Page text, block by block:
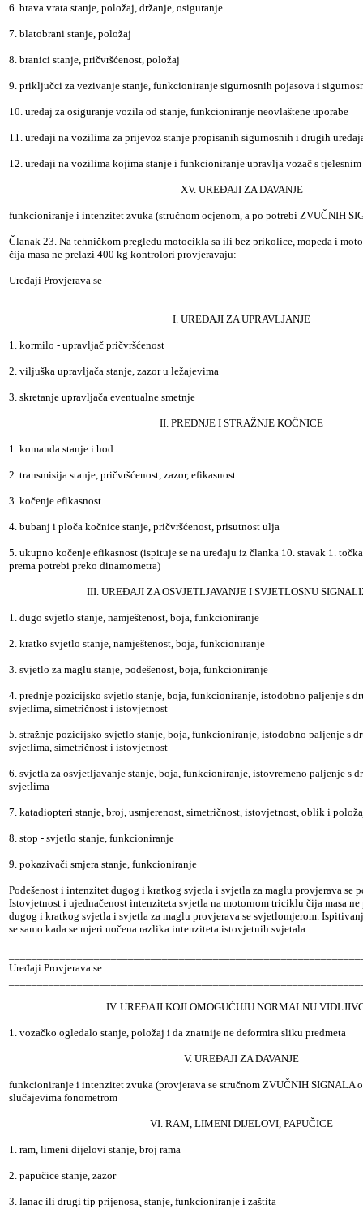
6. brava vrata stanje, položaj, držanje, osiguranje
7. blatobrani stanje, položaj
8. branici stanje, pričvršćenost, položaj
9. priključci za vezivanje stanje, funkcioniranje sigurnosnih pojasova i
10. uređaj za osiguranje vozila od stanje, funkcioniranje neovlaštene uporabe
11. uređaji na vozilima za prijevoz stanje propisanih sigurnosnih i drugih
12. uređaji na vozilima kojima stanje i funkcioniranje upravlja vozač s tjelesnim
XV. UREĐAJI ZA DAVANJE
funkcioniranje i intenzitet zvuka (stručnom ocjenom, a po potrebi ZVUČNIH
Članak 23. Na tehničkom pregledu motocikla sa ili bez prikolice, mopeda i
čija masa ne prelazi 400 kg kontrolori provjeravaju:
Uređaji Provjerava se
I. UREĐAJI ZA UPRAVLJANJE
1. kormilo - upravljač pričvršćenost
2. viljuška upravljača stanje, zazor u ležajevima
3. skretanje upravljača eventualne smetnje
II. PREDNJE I STRAŽNJE KOČNICE
1. komanda stanje i hod
2. transmisija stanje, pričvršćenost, zazor, efikasnost
3. kočenje efikasnost
4. bubanj i ploča kočnice stanje, pričvršćenost, prisutnost ulja
5. ukupno kočenje efikasnost (ispituje se na uređaju iz članka 10. stavak 1.
prema potrebi preko dinamometra)
III. UREĐAJI ZA OSVJETLJAVANJE I SVJETLOSNU
1. dugo svjetlo stanje, namještenost, boja, funkcioniranje
2. kratko svjetlo stanje, namještenost, boja, funkcioniranje
3. svjetlo za maglu stanje, podešenost, boja, funkcioniranje
4. prednje pozicijsko svjetlo stanje, boja, funkcioniranje, istodobno paljenje s
svjetlima, simetričnost i istovjetnost
5. stražnje pozicijsko svjetlo stanje, boja, funkcioniranje, istodobno paljenje s
svjetlima, simetričnost i istovjetnost
6. svjetla za osvjetljavanje stanje, boja, funkcioniranje, istovremeno paljenje s
svjetlima
7. katadiopteri stanje, broj, usmjerenost, simetričnost, istovjetnost, oblik i
8. stop - svjetlo stanje, funkcioniranje
9. pokazivači smjera stanje, funkcioniranje
Podešenost i intenzitet dugog i kratkog svjetla i svjetla za maglu provjerava se
Istovjetnost i ujednačenost intenziteta svjetla na motornom triciklu čija masa
dugog i kratkog svjetla i svjetla za maglu provjerava se svjetlomjerom.
se samo kada se mjeri uočena razlika intenziteta istovjetnih svjetala.
Uređaji Provjerava se
IV. UREĐAJI KOJI OMOGUĆUJU NORMALNU
1. vozačko ogledalo stanje, položaj i da znatnije ne deformira sliku predmeta
V. UREĐAJI ZA DAVANJE
funkcioniranje i intenzitet zvuka (provjerava se stručnom ZVUČNIH SIGNALA
slučajevima fonometrom
VI. RAM, LIMENI DIJELOVI, PAPUČICE
1. ram, limeni dijelovi stanje, broj rama
2. papučice stanje, zazor
3. lanac ili drugi tip prijenosa¸ stanje, funkcioniranje i zaštita